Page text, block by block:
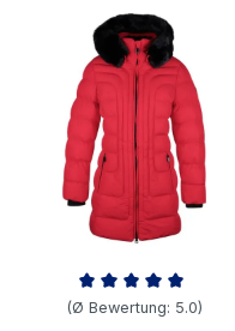
Durchschnittliche
(Ø Bewertung: 5.0)